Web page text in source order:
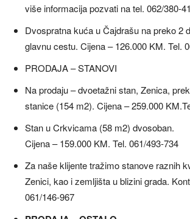
više informacija pozvati na tel. 062/380-
Dvospratna kuća u Čajdrašu na preko 2
glavnu cestu. Cijena – 126.000 KM. Tel.
PRODAJA – STANOVI
Na prodaju – dvoetažni stan, Zenica,
stanice (154 m2). Cijena – 259.000
Stan u Crkvicama (58 m2) dvosoban.
Cijena – 159.000 KM. Tel. 061/493-734
Za naše klijente tražimo stanove raznih
Zenici, kao i zemljišta u blizini grada.
061/146-967